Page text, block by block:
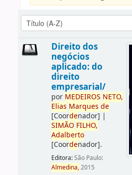
Direito dos
negócios
aplicado: do
direito
empresarial/
por MEDEIROS NETO,
Elias Marques de
[Coordenador] |
SIMÃO FILHO,
Adalberto
[Coordenador].
Editora:São Paulo:
Almedina,2015